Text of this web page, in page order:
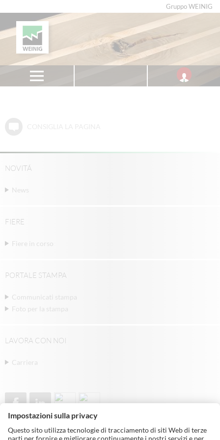
Gruppo WEINIG
NOVITÁ
News
FIERE
Fiere in corso
PORTALE STAMPA
Communicati stampa
Foto per la stampa
LAVORA CON NOI
Carriera